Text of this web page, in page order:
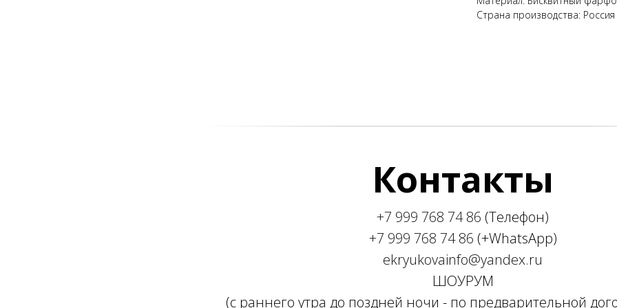
Страна производства: Россия
Контакты
+7 999 768 74 86 (Телефон)
+7 999 768 74 86 (+WhatsApp)
ekryukovainfo@yandex.ru
ШОУРУМ
(с раннего утра до поздней ночи - по предварительной